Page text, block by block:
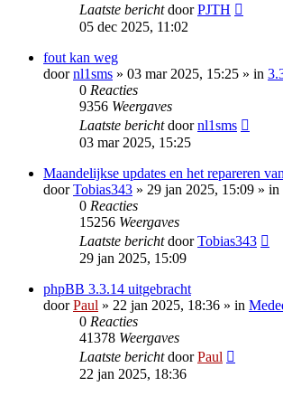
Laatste berichtdoorPJTH
05 dec 2025, 11:02
fout kan weg
doornl1sms » 03 mar 2025, 15:25 » in
0 Reacties
9356 Weergaves
Laatste berichtdoornl1sms
03 mar 2025, 15:25
Maandelijkse updates en het repareren
doorTobias343 » 29 jan 2025, 15:09 » in
0 Reacties
15256 Weergaves
Laatste berichtdoorTobias343
29 jan 2025, 15:09
phpBB 3.3.14 uitgebracht
doorPaul » 22 jan 2025, 18:36 » in
0 Reacties
41378 Weergaves
Laatste berichtdoorPaul
22 jan 2025, 18:36